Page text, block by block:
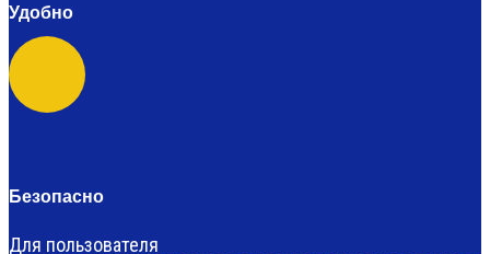
Удобно
Безопасно
Для пользователя